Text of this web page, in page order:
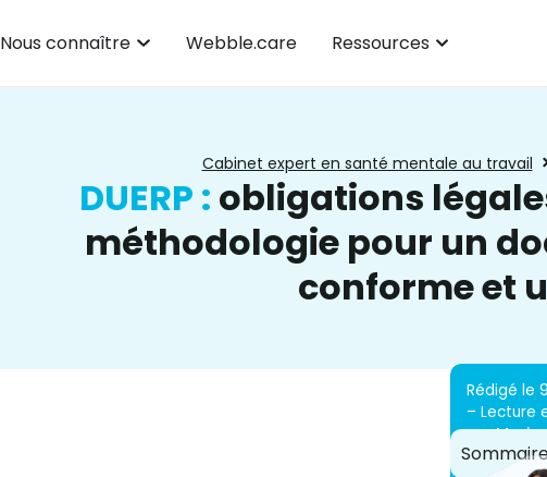
Nous connaître Webble.care Ressources
Cabinet expert en santé mentale au travail
DUERP : obligations
méthodologie pour un
conforme et
Rédigé le
– Lecture
par